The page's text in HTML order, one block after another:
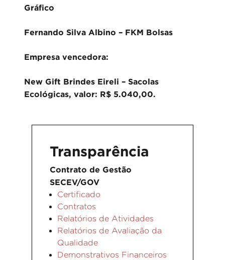
Gráfico
Fernando Silva Albino – FKM Bolsas
Empresa vencedora:
New Gift Brindes Eireli – Sacolas
Ecológicas, valor: R$ 5.040,00.
Transparência
Contrato de Gestão
SECEV/GOV
Certificado
Contratos
Relatórios de Atividades
Relatórios de Avaliação da
Qualidade
Demonstrativos Financeiros